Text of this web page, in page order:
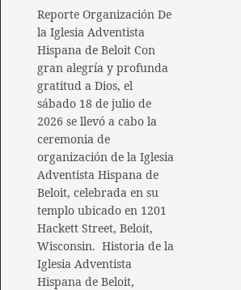
Reporte Organización De
la Iglesia Adventista
Hispana de Beloit Con
gran alegría y profunda
gratitud a Dios, el
sábado 18 de julio de
2026 se llevó a cabo la
ceremonia de
organización de la Iglesia
Adventista Hispana de
Beloit, celebrada en su
templo ubicado en 1201
Hackett Street, Beloit,
Wisconsin. Historia de la
Iglesia Adventista
Hispana de Beloit,